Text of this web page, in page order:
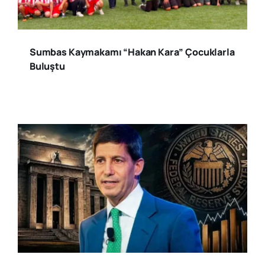
Sumbas Kaymakamı “Hakan Kara” Çocuklarla
Buluştu